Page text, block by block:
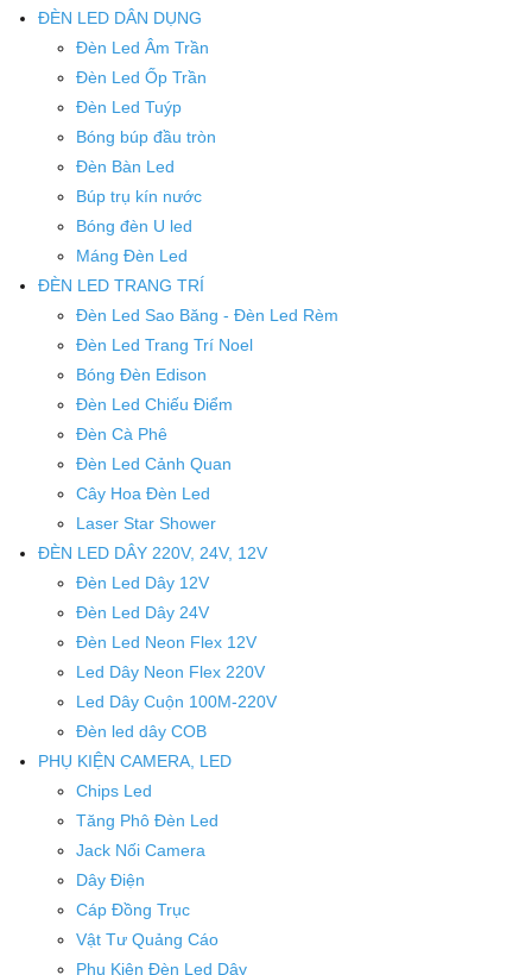
ĐÈN LED DÂN DỤNG
Đèn Led Âm Trần
Đèn Led Ốp Trần
Đèn Led Tuýp
Bóng búp đầu tròn
Đèn Bàn Led
Búp trụ kín nước
Bóng đèn U led
Máng Đèn Led
ĐÈN LED TRANG TRÍ
Đèn Led Sao Băng - Đèn Led Rèm
Đèn Led Trang Trí Noel
Bóng Đèn Edison
Đèn Led Chiếu Điểm
Đèn Cà Phê
Đèn Led Cảnh Quan
Cây Hoa Đèn Led
Laser Star Shower
ĐÈN LED DÂY 220V, 24V, 12V
Đèn Led Dây 12V
Đèn Led Dây 24V
Đèn Led Neon Flex 12V
Led Dây Neon Flex 220V
Led Dây Cuộn 100M-220V
Đèn led dây COB
PHỤ KIỆN CAMERA, LED
Chips Led
Tăng Phô Đèn Led
Jack Nối Camera
Dây Điện
Cáp Đồng Trục
Vật Tư Quảng Cáo
Phụ Kiện Đèn Led Dây